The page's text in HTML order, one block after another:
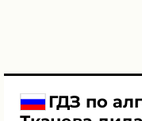
ГДЗ по